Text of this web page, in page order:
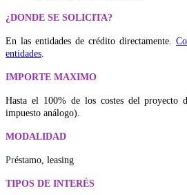
¿DONDE SE SOLICITA?
En las entidades de crédito directamente.
entidades
IMPORTE MAXIMO
Hasta el 100% de los costes del proyecto
impuesto análogo).
MODALIDAD
Préstamo, leasing
TIPOS DE INTERÉS